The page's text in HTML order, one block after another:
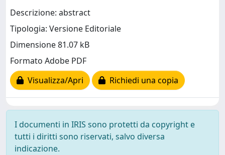
Descrizione: abstract
Tipologia: Versione Editoriale
Dimensione 81.07 kB
Formato Adobe PDF
Visualizza/Apri
Richiedi una copia
I documenti in IRIS sono protetti da copyright e
tutti i diritti sono riservati, salvo diversa
indicazione.